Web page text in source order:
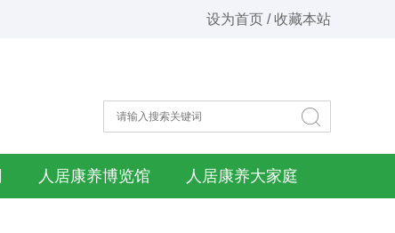
设为首页 / 收藏本站
人居康养博览馆 人居康养大家庭